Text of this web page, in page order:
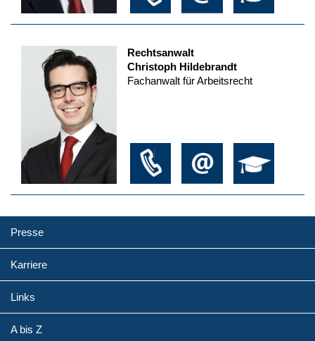
Rechtsanwalt
Christoph Hildebrandt
Fachanwalt für Arbeitsrecht
Presse
Karriere
Links
A bis Z